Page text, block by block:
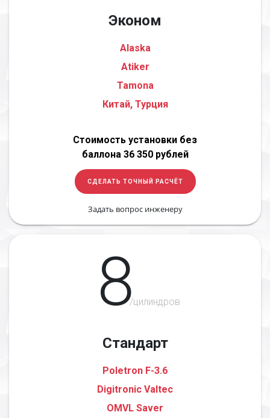
Эконом
Alaska
Atiker
Tamona
Китай, Турция
Стоимость установки без
баллона 36 350 рублей
СДЕЛАТЬ ТОЧНЫЙ РАСЧЁТ
Задать вопрос инженеру
8/цилиндров
Стандарт
Poletron F-3.6
Digitronic Valtec
OMVL Saver